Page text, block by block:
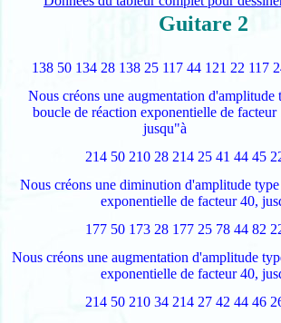
Guitare 2
138 50 134 28 138 25 117 44 121 22 117
Nous créons une augmentation d'amplitude
boucle de réaction exponentielle de facteur
jusqu"à
214 50 210 28 214 25 41 44 45
Nous créons une diminution d'amplitude
exponentielle de facteur 40,
177 50 173 28 177 25 78 44 82
Nous créons une augmentation d'amplitude
exponentielle de facteur 40,
214 50 210 34 214 27 42 44 46